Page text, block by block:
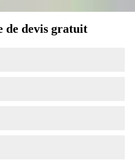
de devis gratuit